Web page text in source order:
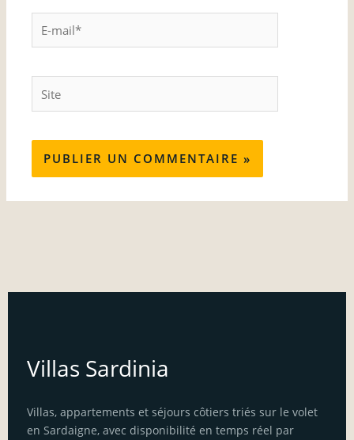
mail*
Villas Sardinia
Villas, appartements et séjours côtiers triés sur le volet
en Sardaigne, avec disponibilité en temps réel par